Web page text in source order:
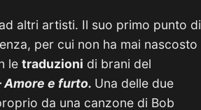
altri artisti. Il suo primo punto di
per cui non ha mai nascosto
le traduzioni di brani del
Amore e furto. Una delle due
da una canzone di Bob